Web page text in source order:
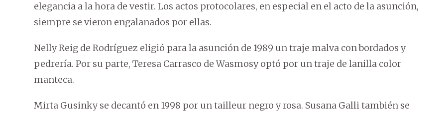
elegancia a la hora de vestir. Los actos protocolares, en especial en el acto de la asunción,
siempre se vieron engalanados por ellas.
Nelly Reig de Rodríguez eligió para la asunción de 1989 un traje malva con bordados y
pedrería. Por su parte, Teresa Carrasco de Wasmosy optó por un traje de lanilla color
manteca.
Mirta Gusinky se decantó en 1998 por un tailleur negro y rosa. Susana Galli también se